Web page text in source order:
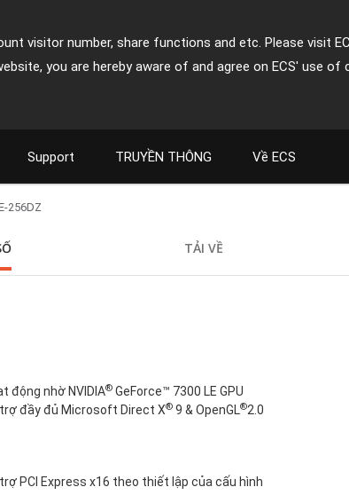
visitor number, share functions and etc. Please visit
you are hereby aware of and agree on ECS' use of
Support TRUYỀN THÔNG Về ECS
256DZ
TẢI VỀ
động nhờ NVIDIA® GeForce™ 7300 LE GPU
trợ đầy đủ Microsoft Direct X® 9 & OpenGL®2.0
trợ PCI Express x16 theo thiết lập của cấu hình